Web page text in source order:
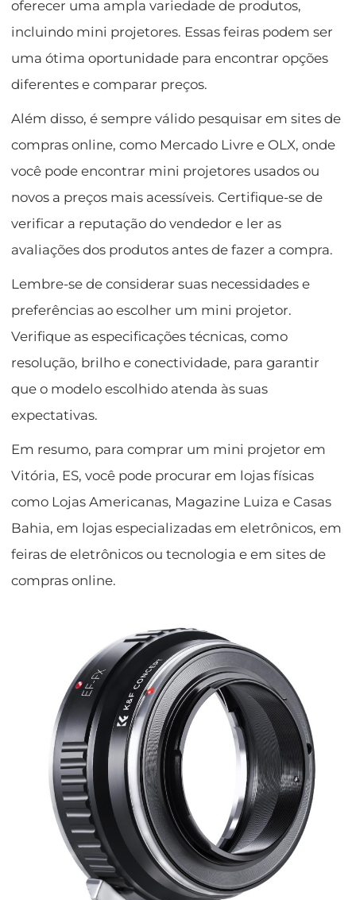
oferecer uma ampla variedade de produtos,
incluindo mini projetores. Essas feiras podem ser
uma ótima oportunidade para encontrar opções
diferentes e comparar preços.
Além disso, é sempre válido pesquisar em sites de
compras online, como Mercado Livre e OLX, onde
você pode encontrar mini projetores usados ou
novos a preços mais acessíveis. Certifique-se de
verificar a reputação do vendedor e ler as
avaliações dos produtos antes de fazer a compra.
Lembre-se de considerar suas necessidades e
preferências ao escolher um mini projetor.
Verifique as especificações técnicas, como
resolução, brilho e conectividade, para garantir
que o modelo escolhido atenda às suas
expectativas.
Em resumo, para comprar um mini projetor em
Vitória, ES, você pode procurar em lojas físicas
como Lojas Americanas, Magazine Luiza e Casas
Bahia, em lojas especializadas em eletrônicos, em
feiras de eletrônicos ou tecnologia e em sites de
compras online.